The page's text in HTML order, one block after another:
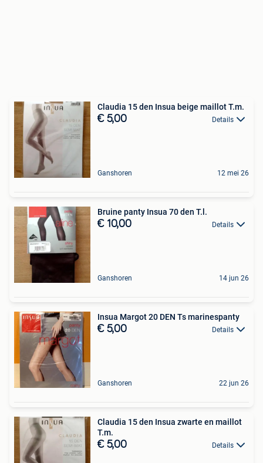
Claudia 15 den Insua beige maillot T.m.
€ 5,00 Details
Ganshoren 12 mei 26
Bruine panty Insua 70 den T.l.
€ 10,00 Details
Ganshoren 14 jun 26
Insua Margot 20 DEN Ts marinespanty
€ 5,00 Details
Ganshoren 22 jun 26
Claudia 15 den Insua zwarte en maillot
T.m.
€ 5,00 Details